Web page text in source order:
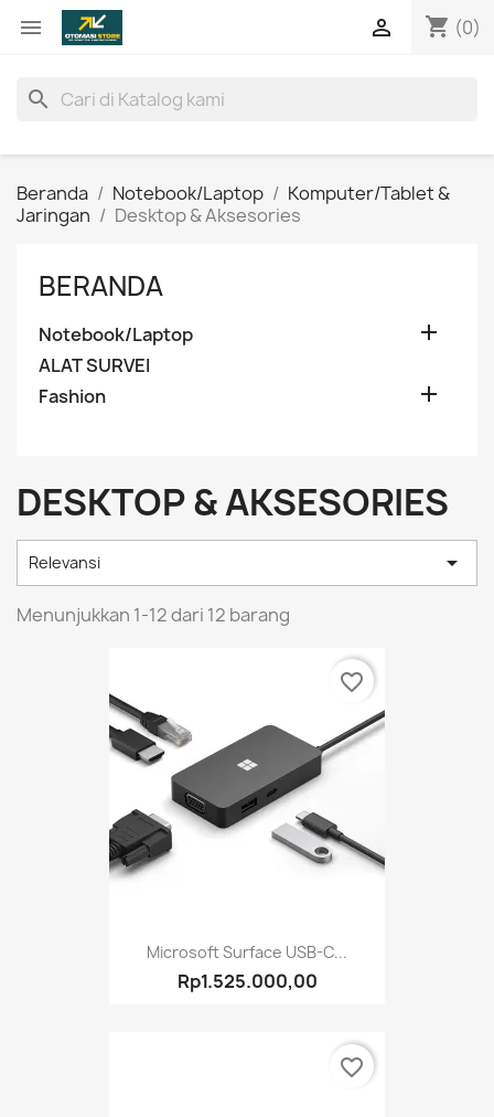
 shopping_cart (0)

search
Beranda Notebook/Laptop
Komputer/Tablet &
Jaringan
Desktop & Aksesories
BERANDA
Notebook/Laptop 
ALAT SURVEI
Fashion

DESKTOP & AKSESORIES
Relevansi 
Menunjukkan 1-12 dari 12 barang
Microsoft Surface USB-C...
Rp1.525.000,00
favorite_border
favorite_border